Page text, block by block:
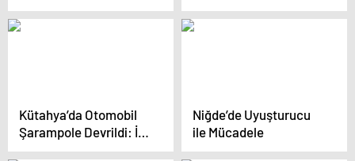
Kütahya’da Otomobil
Şarampole Devrildi: İki
Yaralı
Niğde’de Uyuşturucu
ile Mücadele